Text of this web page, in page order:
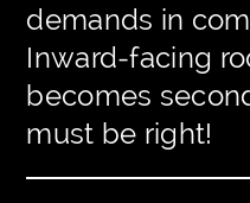
demands in
Inward-facing
becomes
must be right!